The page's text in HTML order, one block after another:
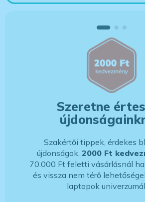
Szeretne
Szakértői tippek, érdekes
újdonságok, 2000 Ft
70.000 Ft feletti vásárlásnál
és vissza nem térő
laptopok